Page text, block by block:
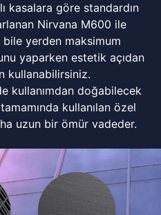
kasalara göre standardın
Nirvana M600 ile
bile yerden maksimum
yaparken estetik açıdan
kullanabilirsiniz.
kullanımdan doğabilecek
kullanılan özel
uzun bir ömür vadeder.